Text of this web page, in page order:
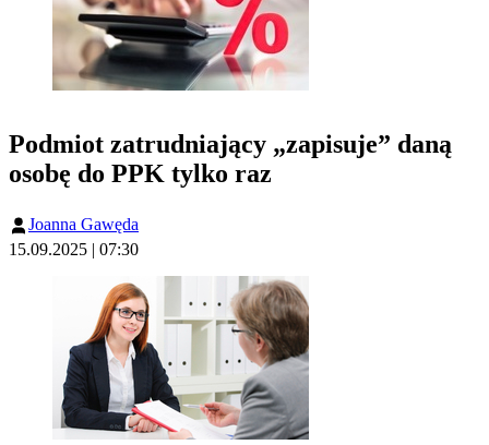
Podmiot zatrudniający „zapisuje” daną
osobę do PPK tylko raz
Joanna Gawęda
15.09.2025 | 07:30